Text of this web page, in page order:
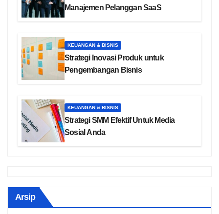
Manajemen Pelanggan SaaS
KEUANGAN & BISNIS
Strategi Inovasi Produk untuk
Pengembangan Bisnis
KEUANGAN & BISNIS
Strategi SMM Efektif Untuk Media
Sosial Anda
Arsip